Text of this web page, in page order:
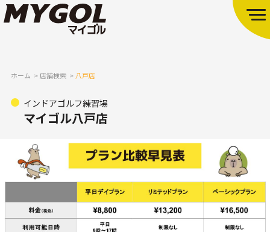
ホーム 店舗検索 八戸店
インドアゴルフ練習場
マイゴル八戸店